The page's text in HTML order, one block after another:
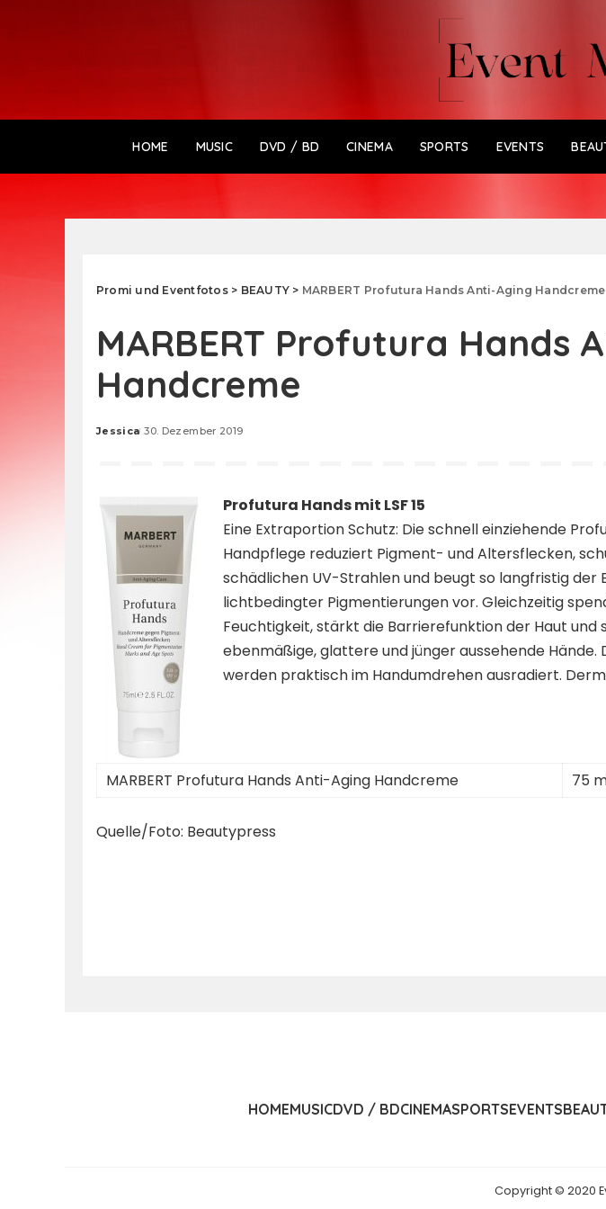
HOME MUSIC DVD / BD CINEMA SPORTS EVENTS
Promi und Eventfotos> BEAUTY > MARBERT Profutura Hands Anti-Aging Handcreme
MARBERT Profutura Hands
Handcreme
Posted
Jessica 30. Dezember 2019
Profutura Hands mit LSF 15
Eine Extraportion Schutz: Die schnell einziehende
Handpflege reduziert Pigment- und Altersflecken,
schädlichen UV-Strahlen und beugt so langfristig der
lichtbedingter Pigmentierungen vor. Gleichzeitig
Feuchtigkeit, stärkt die Barrierefunktion der Haut und
ebenmäßige, glattere und jünger aussehende Hände.
werden praktisch im Handumdrehen ausradiert.
MARBERT Profutura Hands Anti-Aging Handcreme 75
Quelle/Foto: Beautypress
HOMEMUSICDVD / BDCINEMASPORTSEVENTS
Copyright © 2020